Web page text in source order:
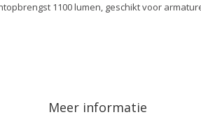
1100 lumen, geschikt voor
Meer informatie